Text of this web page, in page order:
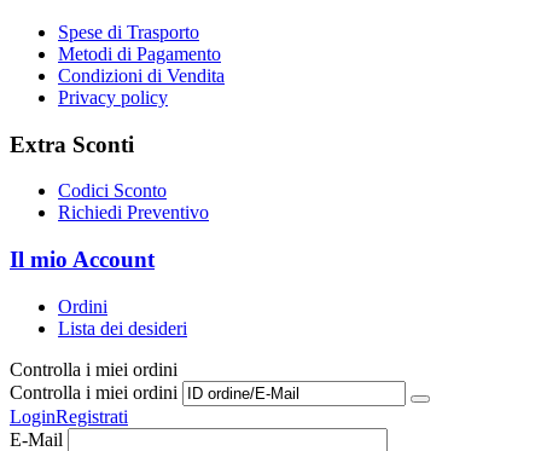
Spese di Trasporto
Metodi di Pagamento
Condizioni di Vendita
Privacy policy
Extra Sconti
Codici Sconto
Richiedi Preventivo
Il mio Account
Ordini
Lista dei desideri
Controlla i miei ordini
Controlla i miei ordini
LoginRegistrati
E-Mail